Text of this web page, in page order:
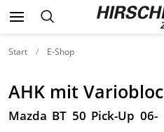
Start E-Shop
AHK mit Variobloc
Mazda BT 50 Pick-Up 06-